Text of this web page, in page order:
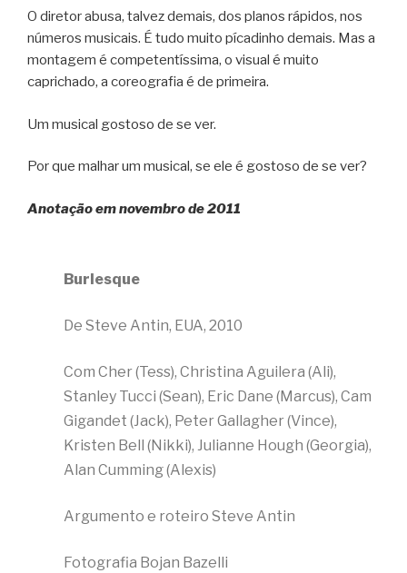
O diretor abusa, talvez demais, dos planos rápidos, nos
números musicais. É tudo muito pícadinho demais. Mas a
montagem é competentíssima, o visual é muito
caprichado, a coreografia é de primeira.
Um musical gostoso de se ver.
Por que malhar um musical, se ele é gostoso de se ver?
Anotação em novembro de 2011
Burlesque
De Steve Antin, EUA, 2010
Com Cher (Tess), Christina Aguilera (Ali),
Stanley Tucci (Sean), Eric Dane (Marcus), Cam
Gigandet (Jack), Peter Gallagher (Vince),
Kristen Bell (Nikki), Julianne Hough (Georgia),
Alan Cumming (Alexis)
Argumento e roteiro Steve Antin
Fotografia Bojan Bazelli